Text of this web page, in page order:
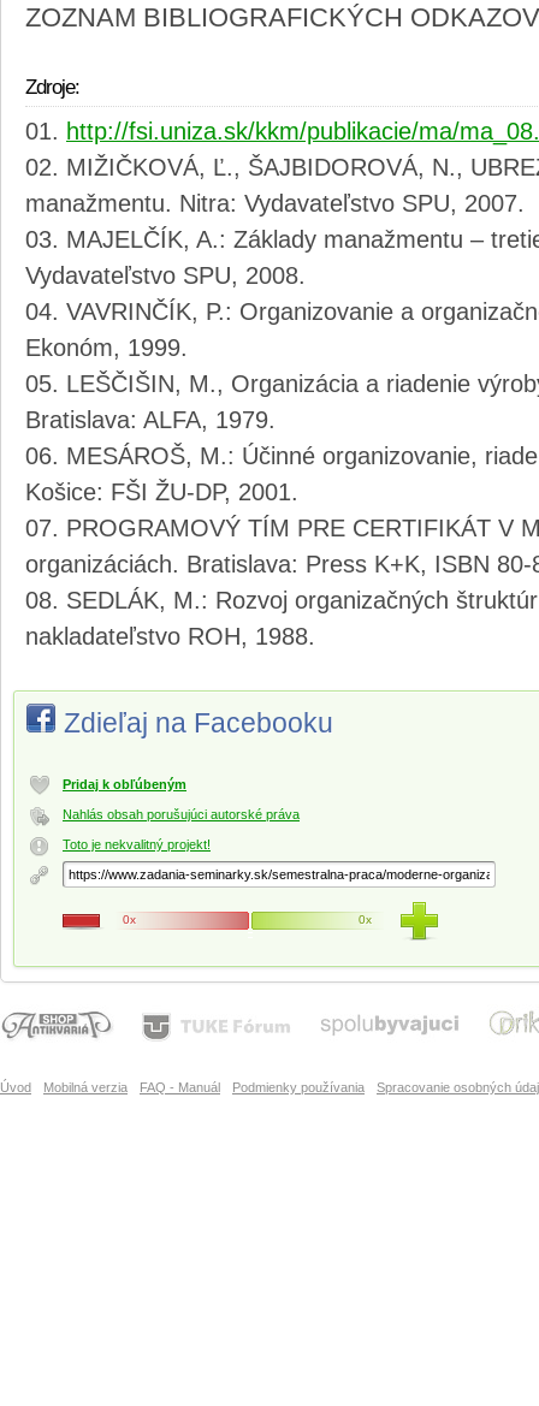
ZOZNAM BIBLIOGRAFICKÝCH
Zdroje:
http://fsi.uniza.sk/kkm/publikacie/ma/
MIŽIČKOVÁ, Ľ., ŠAJBIDOROVÁ, N.,
manažmentu. Nitra: Vydavateľstvo SPU, 2007.
MAJELČÍK, A.: Základy manažmentu –
Vydavateľstvo SPU, 2008.
VAVRINČÍK, P.: Organizovanie a
Ekonóm, 1999.
LEŠČIŠIN, M., Organizácia a riadenie
Bratislava: ALFA, 1979.
MESÁROŠ, M.: Účinné organizovanie,
Košice: FŠI ŽU-DP, 2001.
PROGRAMOVÝ TÍM PRE CERTIFIKÁT V
organizáciách. Bratislava: Press K+K, ISBN
SEDLÁK, M.: Rozvoj organizačných
nakladateľstvo ROH, 1988.
Zdieľaj na Facebooku
Pridaj k obľúbeným
Nahlás obsah porušujúci autorské práva
Toto je nekvalitný projekt!
0x 0x
Úvod Mobilná verzia FAQ - Manuál Podmienky používania Spracovanie osobných